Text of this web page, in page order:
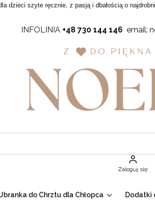
dzieci szyte ręcznie, z pasją i dbałością o
INFOLINIA +48 730 144 146 email:
Zaloguj się
do Chrztu dla Chłopca Dodatki